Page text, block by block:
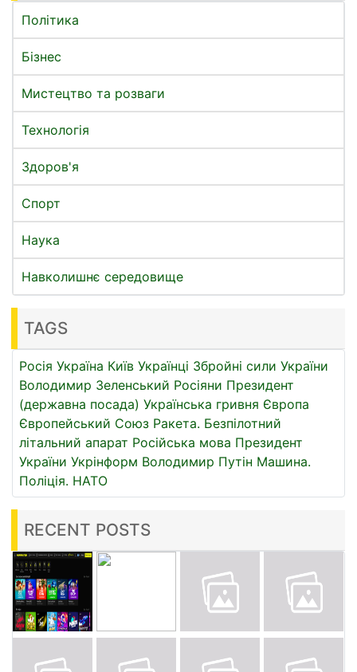
Політика
Бізнес
Мистецтво та розваги
Технологія
Здоров'я
Спорт
Наука
Навколишнє середовище
TAGS
Росія Україна Київ Українці Збройні сили України
Володимир Зеленський Росіяни Президент
(державна посада) Українська гривня Європа
Європейський Союз Ракета. Безпілотний
літальний апарат Російська мова Президент
України Укрінформ Володимир Путін Машина.
Поліція. НАТО
RECENT POSTS